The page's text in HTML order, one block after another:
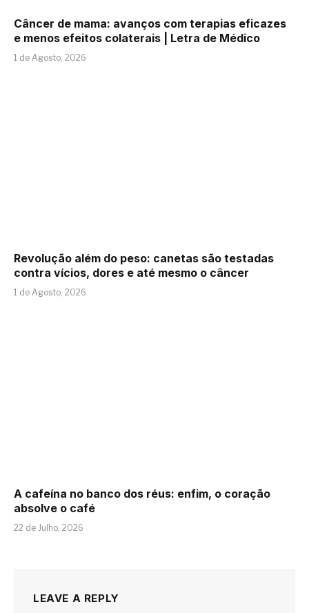
Câncer de mama: avanços com terapias eficazes
e menos efeitos colaterais | Letra de Médico
1 de Agosto, 2026
Revolução além do peso: canetas são testadas
contra vícios, dores e até mesmo o câncer
1 de Agosto, 2026
A cafeína no banco dos réus: enfim, o coração
absolve o café
22 de Julho, 2026
LEAVE A REPLY